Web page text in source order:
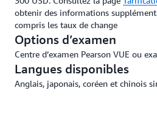
obtenir des informations
compris les taux de change
Options d’examen
Centre d’examen Pearson VUE ou
Langues disponibles
Anglais, japonais, coréen et chinois